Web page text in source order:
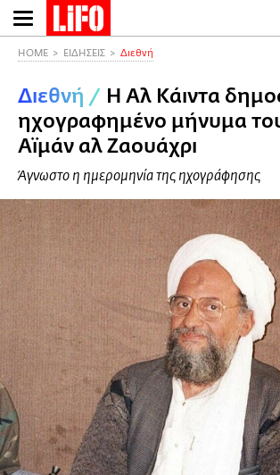
Παράκαμψη
προς
περιεχόμενο
HOME ΕΙΔΗΣΕΙΣ Διεθνή
Διεθνή / Η Αλ Κάιντα
ηχογραφημένο μήνυμα
Αϊμάν αλ Ζαουάχρι
Άγνωστο η ημερομηνία της ηχογράφησης